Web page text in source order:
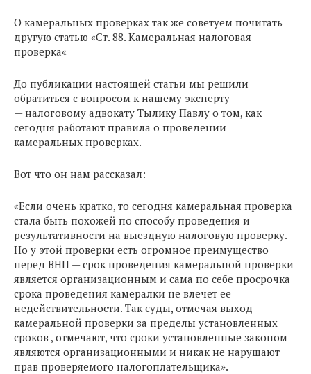
О камеральных проверках так же советуем почитать
другую статью «Ст. 88. Камеральная налоговая
проверка«
До публикации настоящей статьи мы решили
обратиться с вопросом к нашему эксперту
— налоговому адвокату Тылику Павлу о том, как
сегодня работают правила о проведении
камеральных проверках.
Вот что он нам рассказал:
«Если очень кратко, то сегодня камеральная проверка
стала быть похожей по способу проведения и
результативности на выездную налоговую проверку.
Но у этой проверки есть огромное преимущество
перед ВНП — срок проведения камеральной проверки
является организационным и сама по себе просрочка
срока проведения камералки не влечет ее
недействительности. Так суды, отмечая выход
камеральной проверки за пределы установленных
сроков , отмечают, что сроки установленные законом
являются организационными и никак не нарушают
прав проверяемого налогоплательщика».